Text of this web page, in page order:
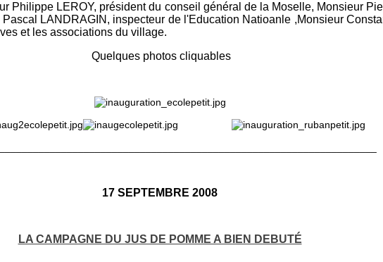
Philippe LEROY, président du conseil général de la Moselle, Monsieur
LANDRAGIN, inspecteur de l'Education Natioanle ,Monsieur
et les associations du village.
Quelques photos cliquables
17 SEPTEMBRE 2008
LA CAMPAGNE DU JUS DE POMME A BIEN DEBUTÉ